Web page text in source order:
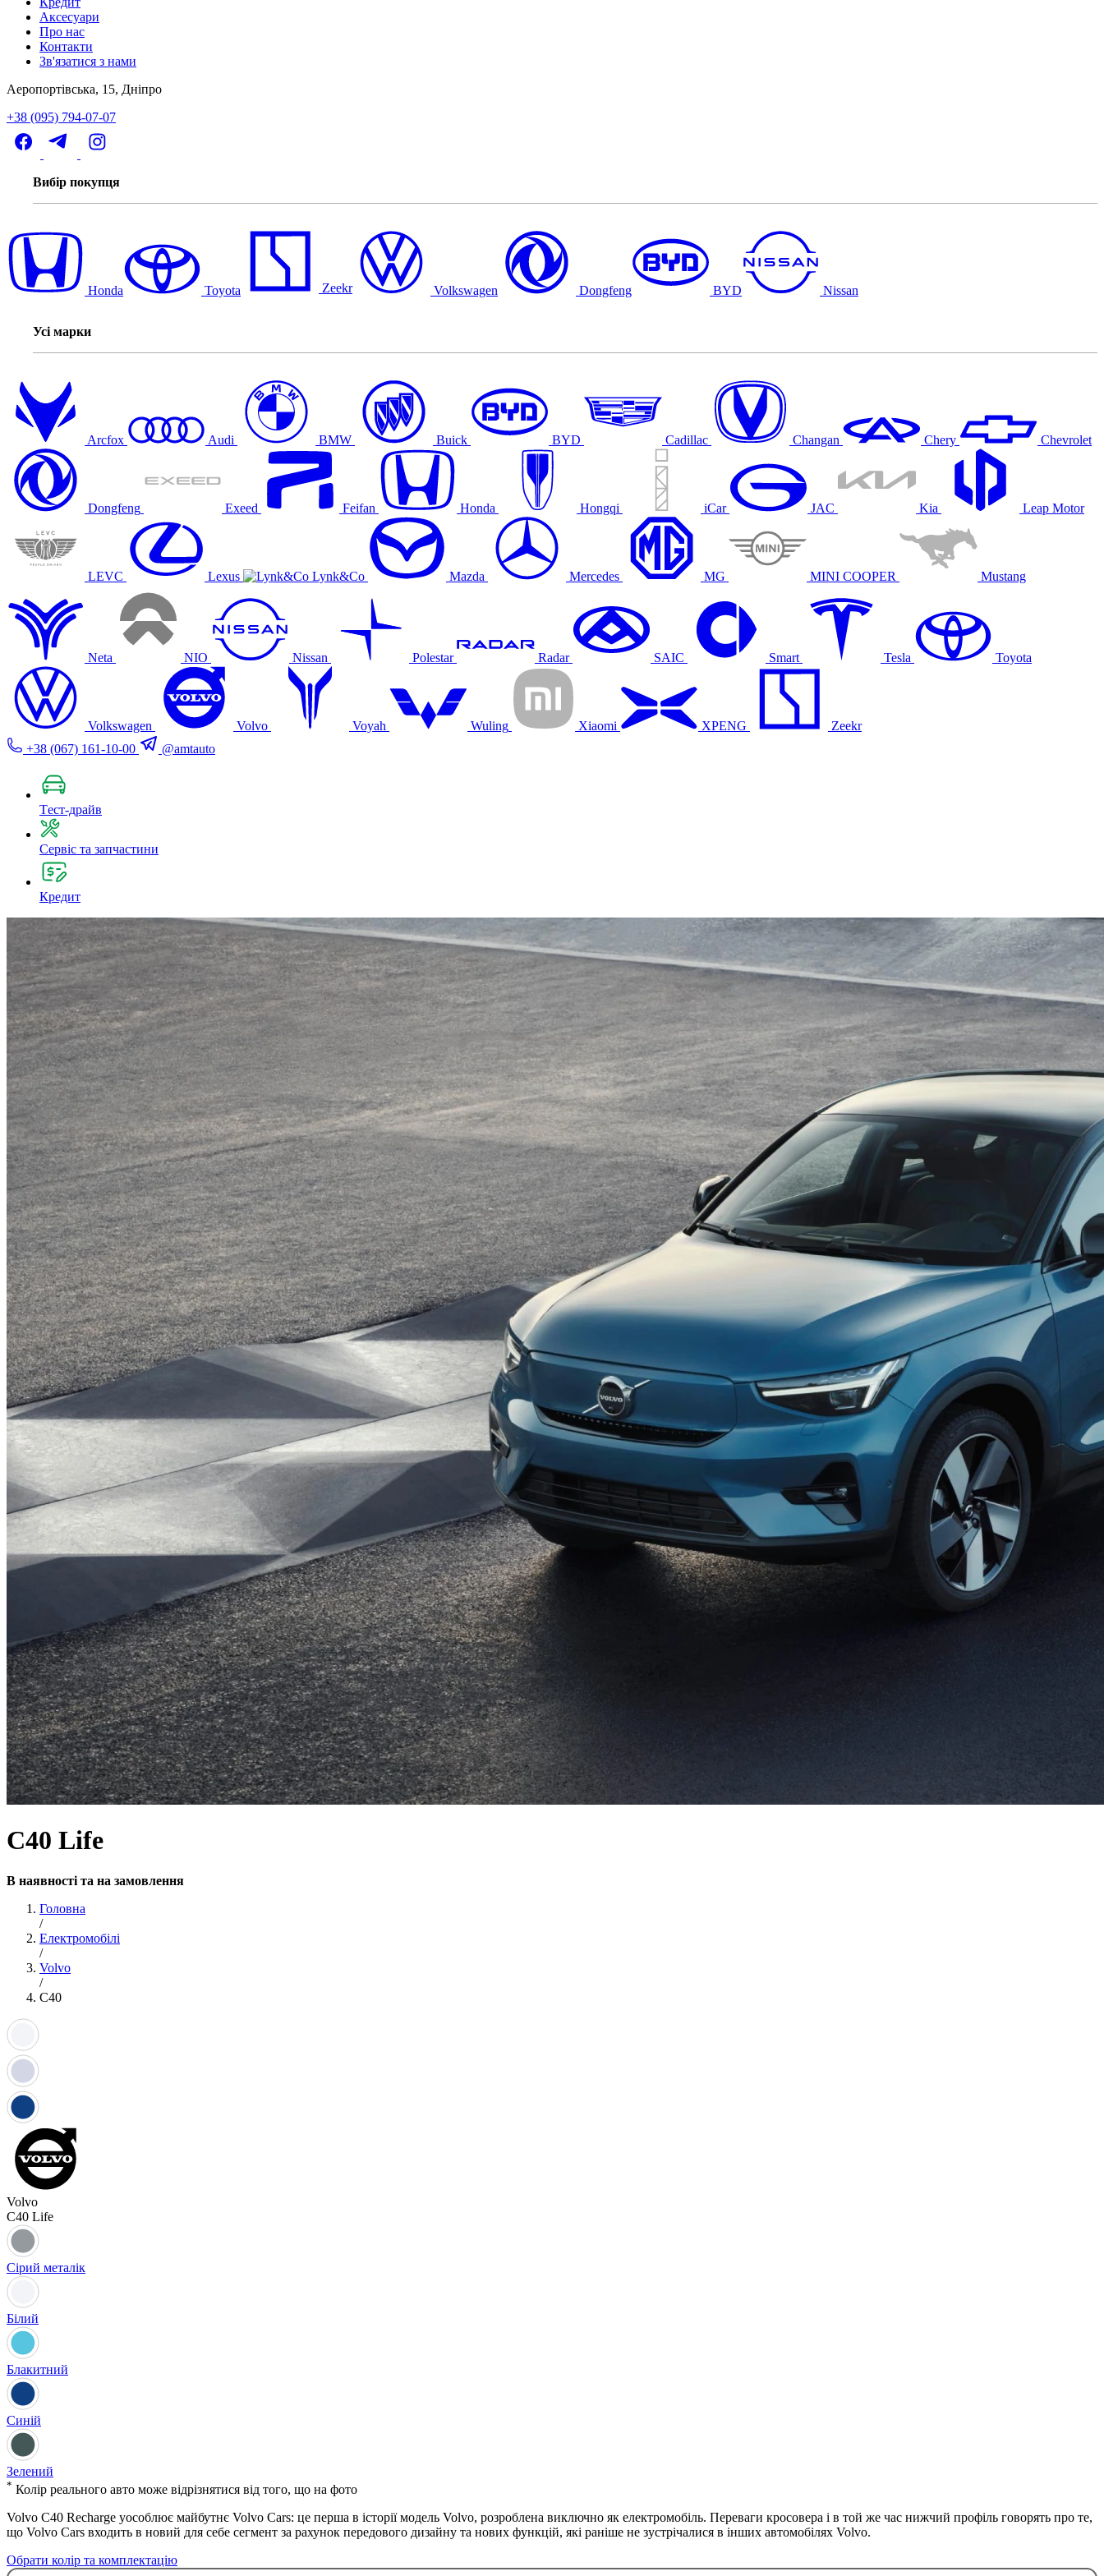
Аксесуари
Про нас
Контакти
Зв'язатися з нами
Аеропортівська, 15, Дніпро
+38 (095) 794-07-07
Вибір покупця
Honda Toyota Zeekr Volkswagen Dongfeng BYD Nissan
Усі марки
Arcfox Audi BMW Buick BYD Cadillac Changan Chery Chevrolet
Dongfeng Exeed Feifan Honda Hongqi iCar JAC Kia Leap Motor
LEVC Lexus Lynk&Co Mazda Mercedes MG MINI COOPER Mustang
Neta NIO Nissan Polestar Radar SAIC Smart Tesla Toyota
Volkswagen Volvo Voyah Wuling Xiaomi XPENG
Zeekr
+38 (067) 161-10-00
@amtauto
Tест-драйв
Сервіс та запчастини
Кредит
C40 Life
В наявності та на замовлення
Головна
/
Електромобілі
/
Volvo
/
C40
Volvo
C40 Life
Сірий металік
Білий
Блакитний
Синій
Зелений
* Колiр реального авто може вiдрiзнятися вiд того, що на фото
Volvo C40 Recharge уособлює майбутнє Volvo Cars: це перша в історії модель Volvo, розроблена виключно як електромобіль. Переваги кросовера і в той же час нижчий профіль говорять про те,
що Volvo Cars входить в новий для себе сегмент за рахунок передового дизайну та нових функцій, які раніше не зустрічалися в інших автомобілях Volvo.
Обрати колір та комплектацію